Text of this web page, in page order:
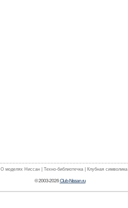
О моделях Ниссан Техно-библиотечка Клубная символика
© 2003-2026Club-Nissan.ru